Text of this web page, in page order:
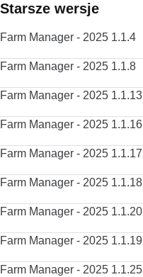
Starsze wersje
Farm Manager - 2025 1.1.4
Farm Manager - 2025 1.1.8
Farm Manager - 2025 1.1.13
Farm Manager - 2025 1.1.16
Farm Manager - 2025 1.1.17
Farm Manager - 2025 1.1.18
Farm Manager - 2025 1.1.20
Farm Manager - 2025 1.1.19
Farm Manager - 2025 1.1.25